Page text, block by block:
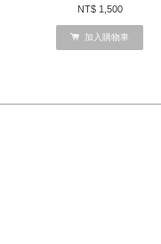
NT$ 1,500
加入購物車